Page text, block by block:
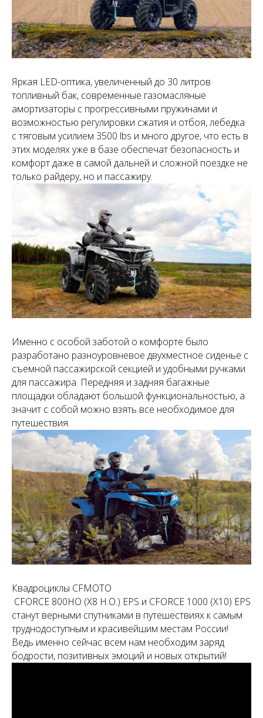
Яркая LED-оптика, увеличенный до 30 литров
топливный бак, современные газомасляные
амортизаторы с прогрессивными пружинами и
возможностью регулировки сжатия и отбоя, лебедка
с тяговым усилием 3500 lbs и много другое, что есть в
этих моделях уже в базе обеспечат безопасность и
комфорт даже в самой дальней и сложной поездке не
только райдеру, но и пассажиру.
Именно с особой заботой о комфорте было
разработано разноуровневое двухместное сиденье с
съемной пассажирской секцией и удобными ручками
для пассажира. Передняя и задняя багажные
площадки обладают большой функциональностью, а
значит с собой можно взять все необходимое для
путешествия.
Квадроциклы CFMOTO
CFORCE 800HO (X8 H.O.) EPS и СFORCE 1000 (X10) EPS
станут верными спутниками в путешествиях к самым
труднодоступным и красивейшим местам России!
Ведь именно сейчас всем нам необходим заряд
бодрости, позитивных эмоций и новых открытий!